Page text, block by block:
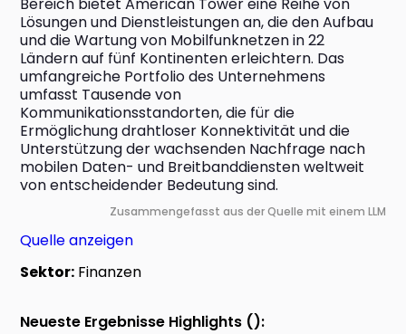
Lösungen und Dienstleistungen an, die den Aufbau
und die Wartung von Mobilfunknetzen in 22
Ländern auf fünf Kontinenten erleichtern. Das
umfangreiche Portfolio des Unternehmens
umfasst Tausende von
Kommunikationsstandorten, die für die
Ermöglichung drahtloser Konnektivität und die
Unterstützung der wachsenden Nachfrage nach
mobilen Daten- und Breitbanddiensten weltweit
von entscheidender Bedeutung sind.
Zusammengefasst aus der Quelle mit einem LLM
Quelle anzeigen
Sektor: Finanzen
Neueste Ergebnisse Highlights ():